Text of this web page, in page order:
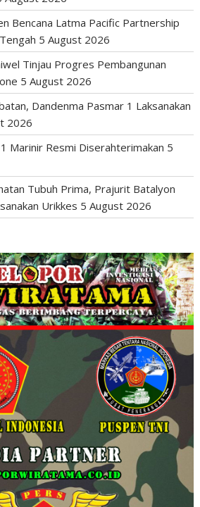
Bencana Latma Pacific Partnership
5 August 2026
Tinjau Progres Pembangunan
5 August 2026
Dandenma Pasmar 1 Laksanakan
2026
Marinir Resmi Diserahterimakan 5
Tubuh Prima, Prajurit Batalyon
Urikkes 5 August 2026